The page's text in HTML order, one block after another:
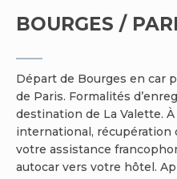
BOURGES /
Départ de Bourges en car
de Paris. Formalités
destination de La Valette. À
international, récupération
votre assistance
autocar vers votre hôtel.